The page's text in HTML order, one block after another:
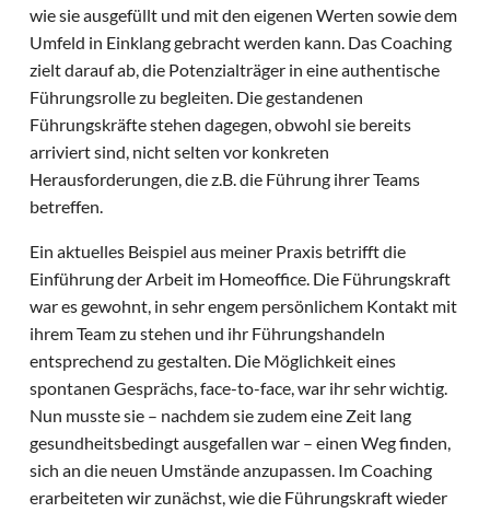
wie sie ausgefüllt und mit den eigenen Werten sowie dem
Umfeld in Einklang gebracht werden kann. Das Coaching
zielt darauf ab, die Potenzialträger in eine authentische
Führungsrolle zu begleiten. Die gestandenen
Führungskräfte stehen dagegen, obwohl sie bereits
arriviert sind, nicht selten vor konkreten
Herausforderungen, die z.B. die Führung ihrer Teams
betreffen.
Ein aktuelles Beispiel aus meiner Praxis betrifft die
Einführung der Arbeit im Homeoffice. Die Führungskraft
war es gewohnt, in sehr engem persönlichem Kontakt mit
ihrem Team zu stehen und ihr Führungshandeln
entsprechend zu gestalten. Die Möglichkeit eines
spontanen Gesprächs, face-to-face, war ihr sehr wichtig.
Nun musste sie – nachdem sie zudem eine Zeit lang
gesundheitsbedingt ausgefallen war – einen Weg finden,
sich an die neuen Umstände anzupassen. Im Coaching
erarbeiteten wir zunächst, wie die Führungskraft wieder